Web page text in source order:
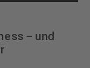
– und